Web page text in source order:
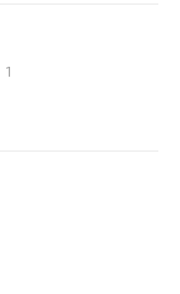
1